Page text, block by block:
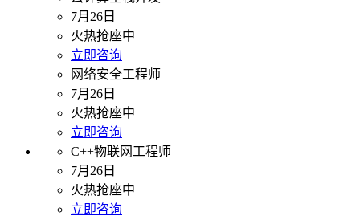
7月26日
火热抢座中
立即咨询
网络安全工程师
7月26日
火热抢座中
立即咨询
C++物联网工程师
7月26日
火热抢座中
立即咨询